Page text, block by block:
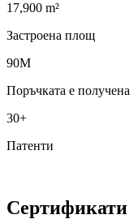
17,900 m²
Застроена площ
90M
Поръчката е получена
30+
Патенти
Сертификати